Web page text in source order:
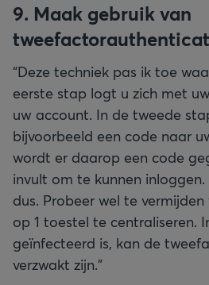
9. Maak gebruik van
“Deze techniek pas ik toe
eerste stap logt u zich met
uw account. In de tweede
bijvoorbeeld een code naar
wordt er daarop een code
invult om te kunnen
dus. Probeer wel te
op 1 toestel te centraliseren.
geïnfecteerd is, kan de
verzwakt zijn."